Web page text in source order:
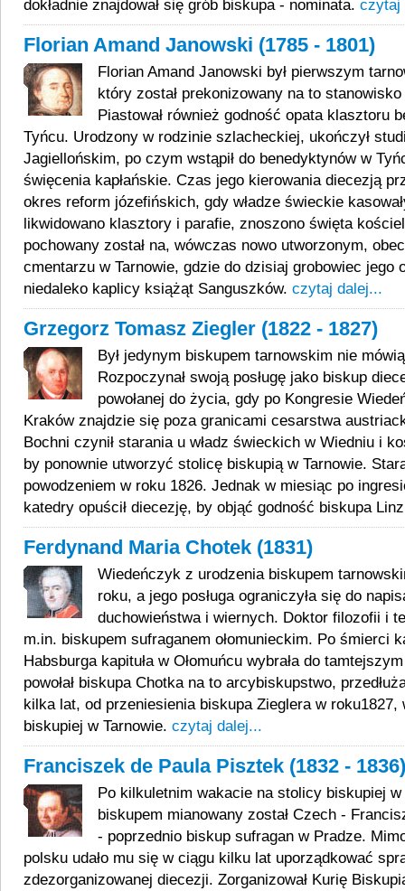
dokładnie znajdował się grób biskupa - nominata. czytaj
Florian Amand Janowski (1785 - 1801)
Florian Amand Janowski był pierwszym
który został prekonizowany na to
Piastował również godność opata klasztoru
Tyńcu. Urodzony w rodzinie szlacheckiej, ukończył
Jagiellońskim, po czym wstąpił do benedyktynów w
święcenia kapłańskie. Czas jego kierowania diecezją
okres reform józefińskich, gdy władze świeckie
likwidowano klasztory i parafie, znoszono święta
pochowany został na, wówczas nowo utworzonym,
cmentarzu w Tarnowie, gdzie do dzisiaj grobowiec jego
niedaleko kaplicy książąt Sanguszków. czytaj dalej...
Grzegorz Tomasz Ziegler (1822 - 1827)
Był jedynym biskupem tarnowskim nie
Rozpoczynał swoją posługę jako biskup
powołanej do życia, gdy po Kongresie
Kraków znajdzie się poza granicami cesarstwa
Bochni czynił starania u władz świeckich w Wiedniu i
by ponownie utworzyć stolicę biskupią w Tarnowie.
powodzeniem w roku 1826. Jednak w miesiąc po
katedry opuścił diecezję, by objąć godność biskupa
Ferdynand Maria Chotek (1831)
Wiedeńczyk z urodzenia biskupem
roku, a jego posługa ograniczyła się do
duchowieństwa i wiernych. Doktor filozofii i
m.in. biskupem sufraganem ołomunieckim. Po śmierci
Habsburga kapituła w Ołomuńcu wybrała do
powołał biskupa Chotka na to arcybiskupstwo,
kilka lat, od przeniesienia biskupa Zieglera w roku1827,
biskupiej w Tarnowie. czytaj dalej...
Franciszek de Paula Pisztek (1832 - 1836)
Po kilkuletnim wakacie na stolicy biskupiej
biskupem mianowany został Czech -
- poprzednio biskup sufragan w Pradze.
polsku udało mu się w ciągu kilku lat uporządkować
zdezorganizowanej diecezji. Zorganizował Kurię